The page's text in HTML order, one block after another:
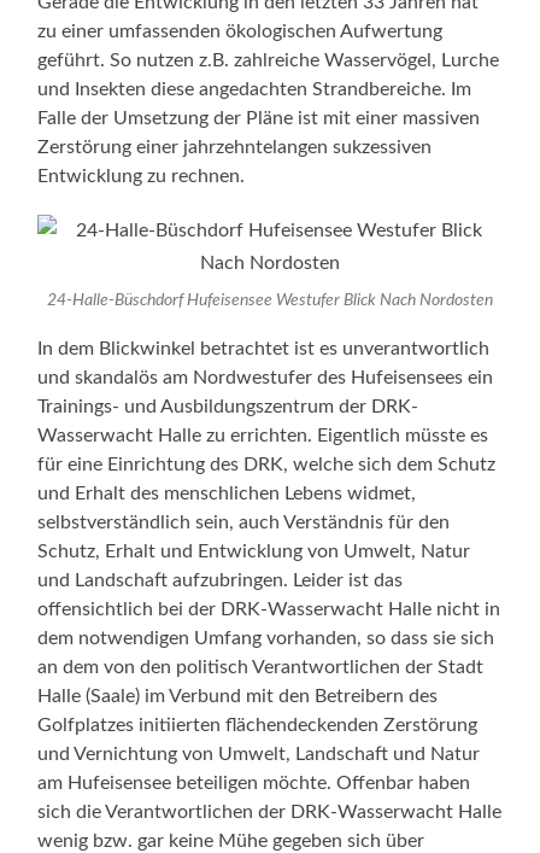
zu einer umfassenden ökologischen Aufwertung
geführt. So nutzen z.B. zahlreiche Wasservögel, Lurche
und Insekten diese angedachten Strandbereiche. Im
Falle der Umsetzung der Pläne ist mit einer massiven
Zerstörung einer jahrzehntelangen sukzessiven
Entwicklung zu rechnen.
24-Halle-Büschdorf Hufeisensee Westufer Blick Nach Nordosten
In dem Blickwinkel betrachtet ist es unverantwortlich
und skandalös am Nordwestufer des Hufeisensees ein
Trainings- und Ausbildungszentrum der DRK-
Wasserwacht Halle zu errichten. Eigentlich müsste es
für eine Einrichtung des DRK, welche sich dem Schutz
und Erhalt des menschlichen Lebens widmet,
selbstverständlich sein, auch Verständnis für den
Schutz, Erhalt und Entwicklung von Umwelt, Natur
und Landschaft aufzubringen. Leider ist das
offensichtlich bei der DRK-Wasserwacht Halle nicht in
dem notwendigen Umfang vorhanden, so dass sie sich
an dem von den politisch Verantwortlichen der Stadt
Halle (Saale) im Verbund mit den Betreibern des
Golfplatzes initiierten flächendeckenden Zerstörung
und Vernichtung von Umwelt, Landschaft und Natur
am Hufeisensee beteiligen möchte. Offenbar haben
sich die Verantwortlichen der DRK-Wasserwacht Halle
wenig bzw. gar keine Mühe gegeben sich über